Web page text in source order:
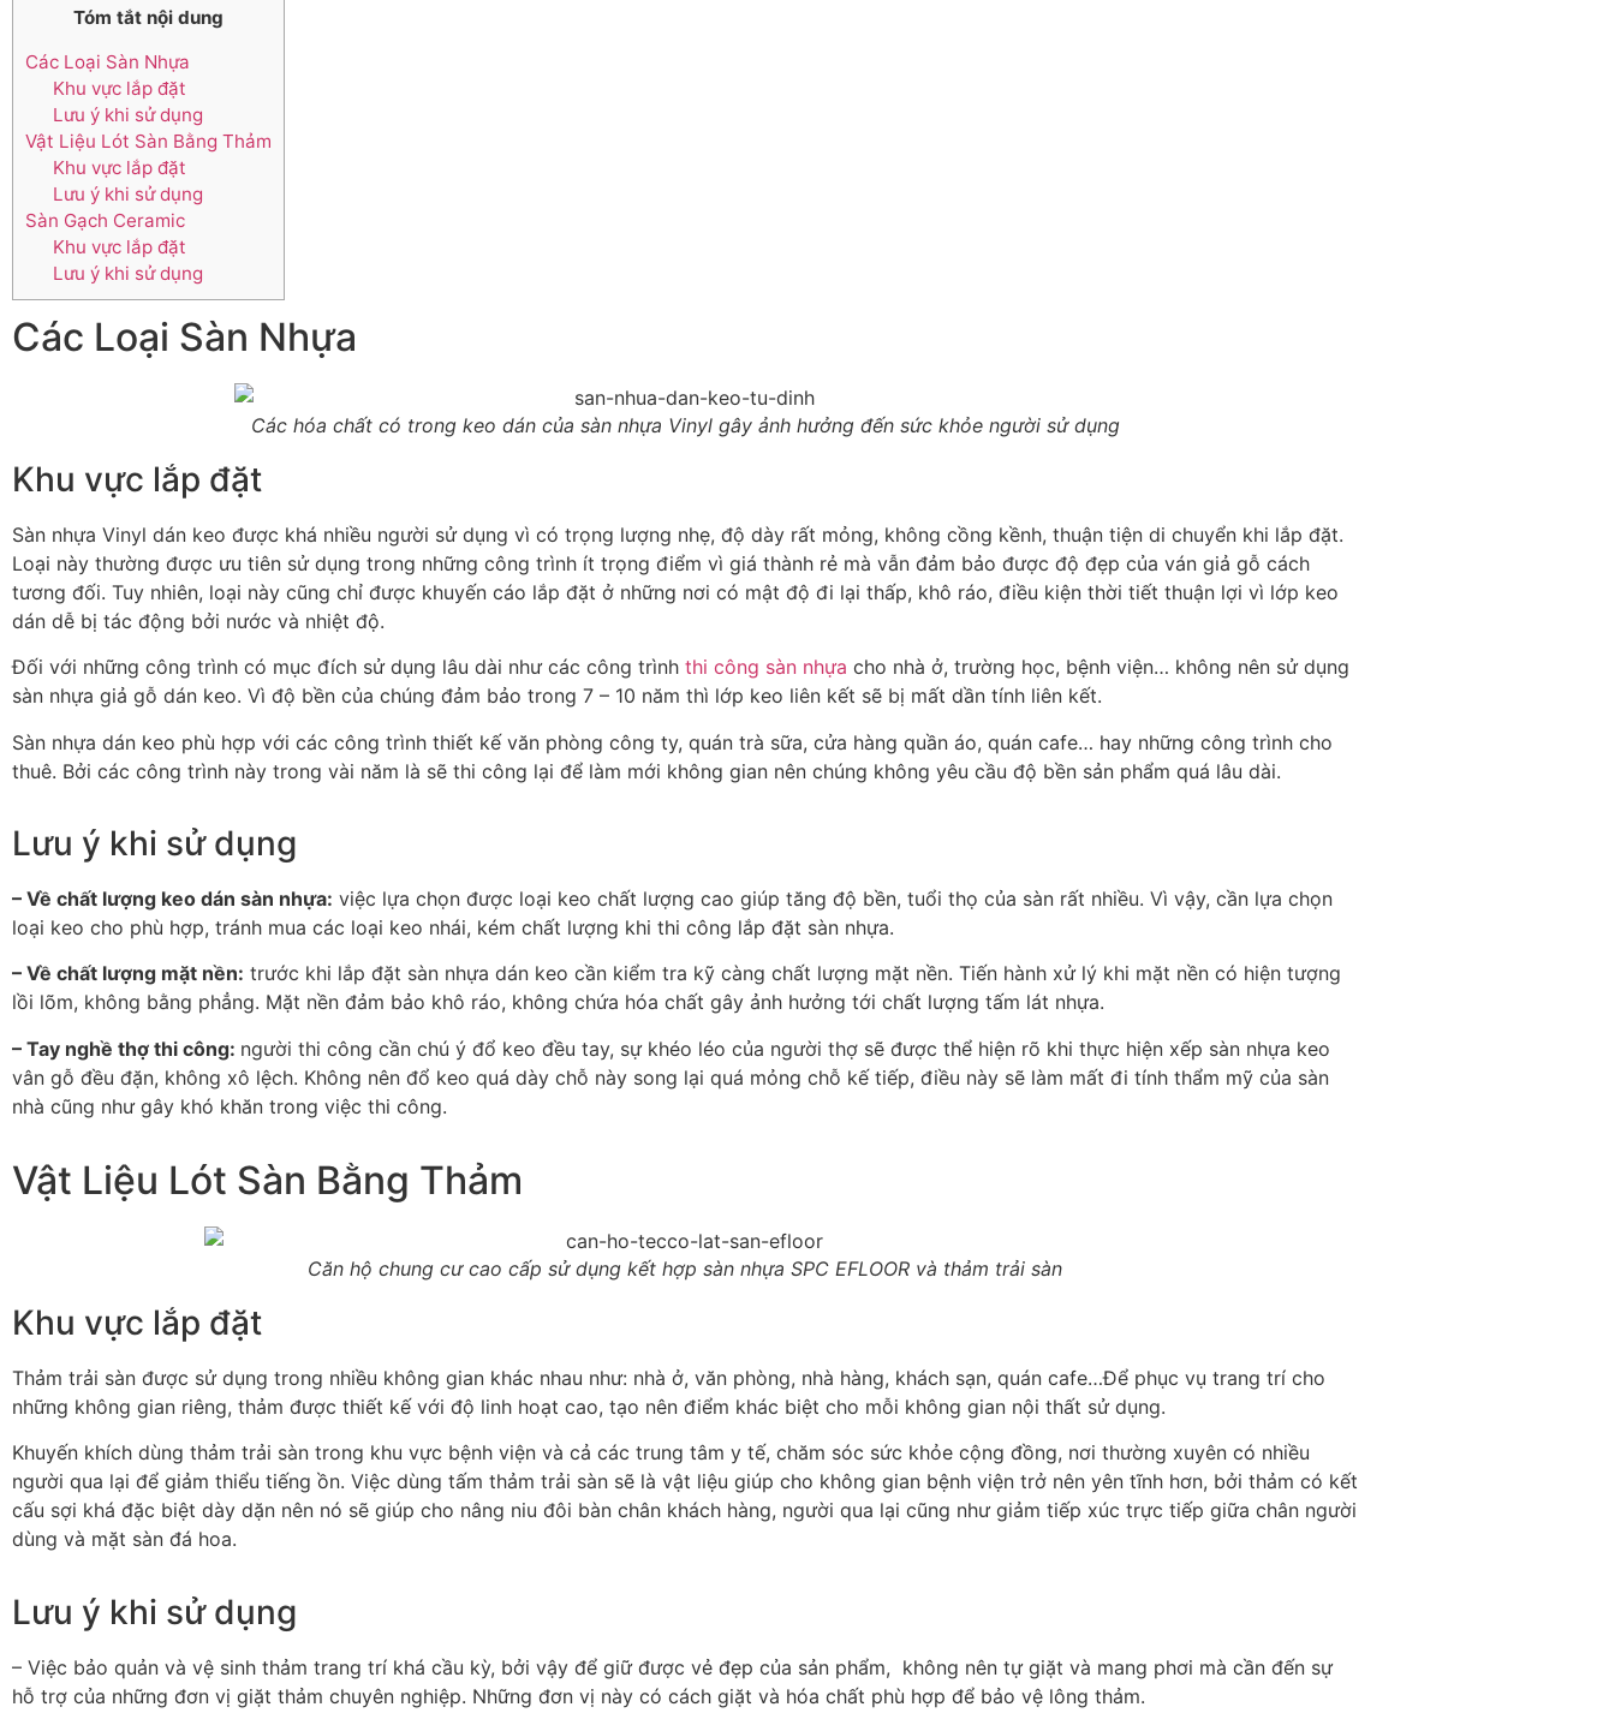
Tóm tắt nội dung
Các Loại Sàn Nhựa
Khu vực lắp đặt
Lưu ý khi sử dụng
Vật Liệu Lót Sàn Bằng Thảm
Khu vực lắp đặt
Lưu ý khi sử dụng
Sàn Gạch Ceramic
Khu vực lắp đặt
Lưu ý khi sử dụng
Các Loại Sàn Nhựa
Các hóa chất có trong keo dán của sàn nhựa Vinyl gây ảnh hưởng đến sức khỏe người sử dụng
Khu vực lắp đặt
Sàn nhựa Vinyl dán keo được khá nhiều người sử dụng vì có trọng lượng nhẹ, độ dày rất mỏng, không cồng kềnh, thuận tiện di chuyển khi lắp đặt.
Loại này thường được ưu tiên sử dụng trong những công trình ít trọng điểm vì giá thành rẻ mà vẫn đảm bảo được độ đẹp của ván giả gỗ cách
tương đối. Tuy nhiên, loại này cũng chỉ được khuyến cáo lắp đặt ở những nơi có mật độ đi lại thấp, khô ráo, điều kiện thời tiết thuận lợi vì lớp keo
dán dễ bị tác động bởi nước và nhiệt độ.
Đối với những công trình có mục đích sử dụng lâu dài như các công trình thi công sàn nhựa cho nhà ở, trường học, bệnh viện… không nên sử dụng
sàn nhựa giả gỗ dán keo. Vì độ bền của chúng đảm bảo trong 7 – 10 năm thì lớp keo liên kết sẽ bị mất dần tính liên kết.
Sàn nhựa dán keo phù hợp với các công trình thiết kế văn phòng công ty, quán trà sữa, cửa hàng quần áo, quán cafe… hay những công trình cho
thuê. Bởi các công trình này trong vài năm là sẽ thi công lại để làm mới không gian nên chúng không yêu cầu độ bền sản phẩm quá lâu dài.
Lưu ý khi sử dụng
– Về chất lượng keo dán sàn nhựa: việc lựa chọn được loại keo chất lượng cao giúp tăng độ bền, tuổi thọ của sàn rất nhiều. Vì vậy, cần lựa chọn
loại keo cho phù hợp, tránh mua các loại keo nhái, kém chất lượng khi thi công lắp đặt sàn nhựa.
– Về chất lượng mặt nền: trước khi lắp đặt sàn nhựa dán keo cần kiểm tra kỹ càng chất lượng mặt nền. Tiến hành xử lý khi mặt nền có hiện tượng
lồi lõm, không bằng phẳng. Mặt nền đảm bảo khô ráo, không chứa hóa chất gây ảnh hưởng tới chất lượng tấm lát nhựa.
– Tay nghề thợ thi công: người thi công cần chú ý đổ keo đều tay, sự khéo léo của người thợ sẽ được thể hiện rõ khi thực hiện xếp sàn nhựa keo
vân gỗ đều đặn, không xô lệch. Không nên đổ keo quá dày chỗ này song lại quá mỏng chỗ kế tiếp, điều này sẽ làm mất đi tính thẩm mỹ của sàn
nhà cũng như gây khó khăn trong việc thi công.
Vật Liệu Lót Sàn Bằng Thảm
Căn hộ chung cư cao cấp sử dụng kết hợp sàn nhựa SPC EFLOOR và thảm trải sàn
Khu vực lắp đặt
Thảm trải sàn được sử dụng trong nhiều không gian khác nhau như: nhà ở, văn phòng, nhà hàng, khách sạn, quán cafe…Để phục vụ trang trí cho
những không gian riêng, thảm được thiết kế với độ linh hoạt cao, tạo nên điểm khác biệt cho mỗi không gian nội thất sử dụng.
Khuyến khích dùng thảm trải sàn trong khu vực bệnh viện và cả các trung tâm y tế, chăm sóc sức khỏe cộng đồng, nơi thường xuyên có nhiều
người qua lại để giảm thiểu tiếng ồn. Việc dùng tấm thảm trải sàn sẽ là vật liệu giúp cho không gian bệnh viện trở nên yên tĩnh hơn, bởi thảm có kết
cấu sợi khá đặc biệt dày dặn nên nó sẽ giúp cho nâng niu đôi bàn chân khách hàng, người qua lại cũng như giảm tiếp xúc trực tiếp giữa chân người
dùng và mặt sàn đá hoa.
Lưu ý khi sử dụng
– Việc bảo quản và vệ sinh thảm trang trí khá cầu kỳ, bởi vậy để giữ được vẻ đẹp của sản phẩm, không nên tự giặt và mang phơi mà cần đến sự
hỗ trợ của những đơn vị giặt thảm chuyên nghiệp. Những đơn vị này có cách giặt và hóa chất phù hợp để bảo vệ lông thảm.